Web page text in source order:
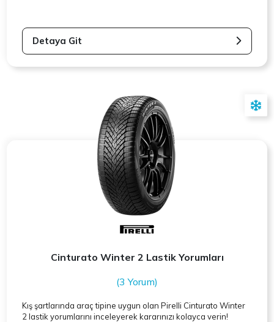
Detaya Git
Cinturato Winter 2 Lastik Yorumları
(3 Yorum)
Kış şartlarında araç tipine uygun olanPirelli Cinturato Winter
2 lastik yorumlarını inceleyerek kararınızı kolayca verin!